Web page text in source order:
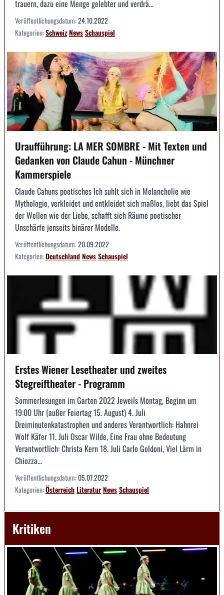
trauern, dazu eine Menge gelebter und verdrä...
Veröffentlichungsdatum:24.10.2022
Kategorien:SchweizNewsSchauspiel
Uraufführung: LA MER SOMBRE - Mit Texten und
Gedanken von Claude Cahun - Münchner
Kammerspiele
Claude Cahuns poetisches Ich suhlt sich in Melancholie wie
Mythologie, verkleidet und entkleidet sich maßlos, liebt das Spiel
der Wellen wie der Liebe, schafft sich Räume poetischer
Unschärfe jenseits binärer Modelle.
Veröffentlichungsdatum:20.09.2022
Kategorien:DeutschlandNewsSchauspiel
Erstes Wiener Lesetheater und zweites
Stegreiftheater - Programm
Sommerlesungen im Garten 2022 Jeweils Montag, Beginn um
19:00 Uhr (außer Feiertag 15. August) 4. Juli
Dreiminutenkatastrophen und anderes Verantwortlich: Hahnrei
Wolf Käfer 11. Juli Oscar Wilde, Eine Frau ohne Bedeutung
Verantwortlich: Christa Kern 18. Juli Carlo Goldoni, Viel Lärm in
Chiozza...
Veröffentlichungsdatum:05.07.2022
Kategorien:ÖsterreichLiteraturNewsSchauspiel
Kritiken